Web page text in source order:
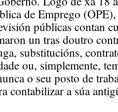
de Emprego
públicas contan
un tras doutro
substitucións,
ou, simplemente,
o seu posto de
contabilizar a súa